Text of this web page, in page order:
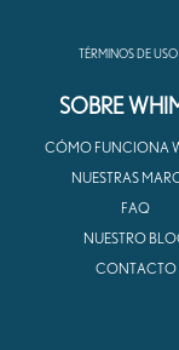
TÉRMINOS DE USO
SOBRE
CÓMO FUNCIONA
NUESTRAS
FAQ
NUESTRO
CONTACTO